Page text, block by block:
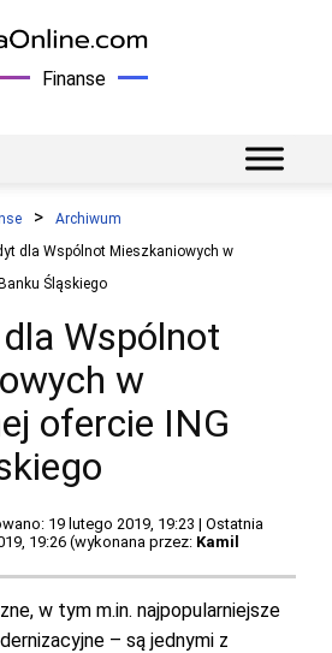
Finanse
Archiwum
dla Wspólnot Mieszkaniowych w
Śląskiego
Wspólnot
w
ofercie ING
19 lutego 2019, 19:23 | Ostatnia
19:26 (wykonana przez: Kamil
w tym m.in. najpopularniejsze
– są jednymi z